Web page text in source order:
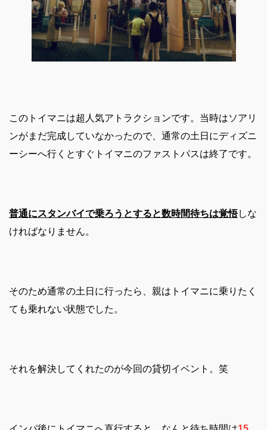
このトイマニは超人気アトラクションです。当時はソアリ
ンがまだ完成していなかったので、通常の土日にディズニ
ーシーへ行くとすぐトイマニのファストパスは終了です。
普通にスタンバイで乗ろうとすると数時間待ちは覚悟しな
ければなりません。
そのため通常の土日に行ったら、親はトイマニに乗りたく
ても乗れない状態でした。
それを解決してくれたのが今回の貸切イベント。笑